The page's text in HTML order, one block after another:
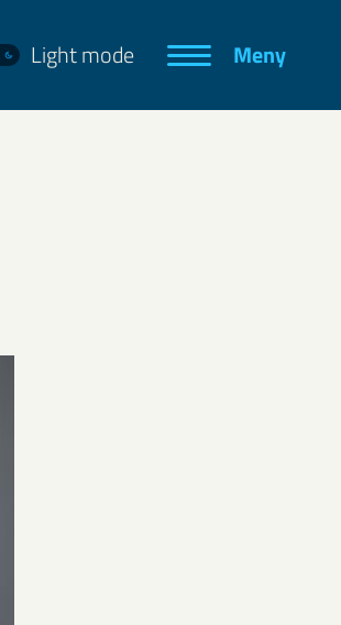
Light mode Meny